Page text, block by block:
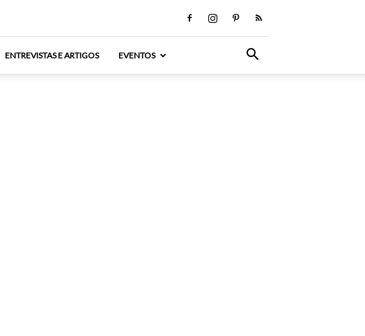
ENTREVISTAS E ARTIGOS EVENTOS